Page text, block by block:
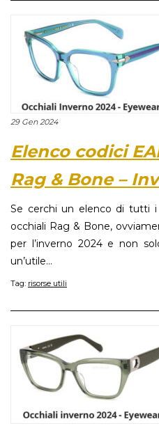
29 Gen 2024
Elenco codici
Rag & Bone –
Se cerchi un elenco di tutti i
occhiali Rag & Bone,
per l’inverno 2024 e non
un’utile...
Tag: risorse utili